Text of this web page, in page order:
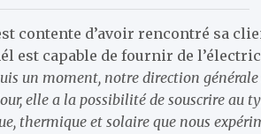
contente d’avoir rencontré sa
est capable de fournir de
un moment, notre direction générale
elle a la possibilité de souscrire au
thermique et solaire que nous